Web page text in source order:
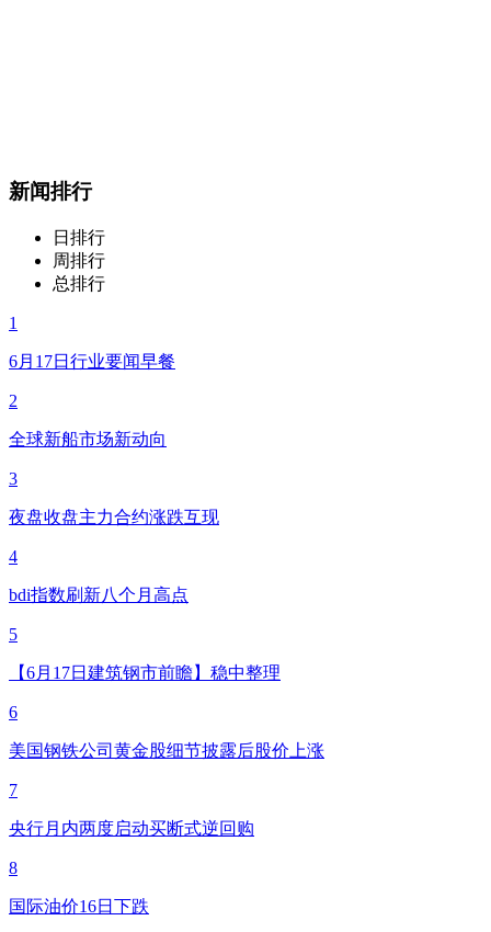
新闻排行
日排行
周排行
总排行
1
6月17日行业要闻早餐
2
全球新船市场新动向
3
夜盘收盘主力合约涨跌互现
4
bdi指数刷新八个月高点
5
【6月17日建筑钢市前瞻】稳中整理
6
美国钢铁公司黄金股细节披露后股价上涨
7
央行月内两度启动买断式逆回购
8
国际油价16日下跌